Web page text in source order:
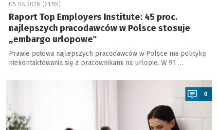
05.08.2026 (21:55)
Raport Top Employers Institute: 45 proc.
najlepszych pracodawców w Polsce stosuje
„embargo urlopowe"
Prawie połowa najlepszych pracodawców w Polsce ma politykę
niekontaktowania się z pracownikami na urlopie. W 91 …
0